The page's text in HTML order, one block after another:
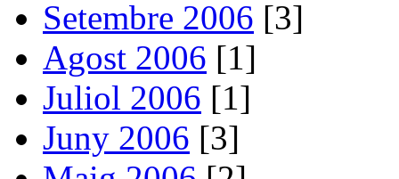
Setembre 2006 [3]
Agost 2006 [1]
Juliol 2006 [1]
Juny 2006 [3]